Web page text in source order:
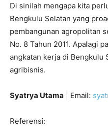
Di sinilah mengapa kita
Bengkulu Selatan yang
pembangunan agropolitan
No. 8 Tahun 2011. Apalagi
angkatan kerja di Bengkulu
agribisnis.
Syatrya Utama | Email:
Referensi: